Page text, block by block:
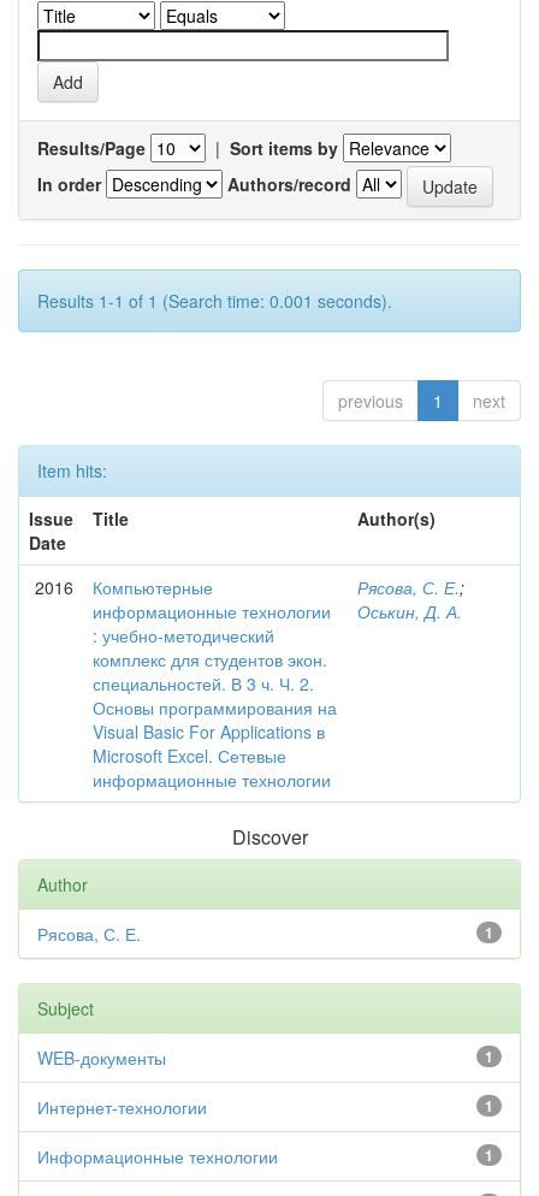
Results/Page | Sort items by
In order
Authors/record
Results 1-1 of 1 (Search time: 0.001 seconds).
previous 1 next
Item hits:
Issue
Date
Title Author(s)
2016
Компьютерные
информационные технологии
: учебно-методический
комплекс для студентов экон.
специальностей. В 3 ч. Ч. 2.
Основы программирования на
Visual Basic For Applications в
Microsoft Excel. Сетевые
информационные технологии
Рясова, С. Е.;
Оськин, Д. А.
Discover
Author
1
Рясова, С. Е.
Subject
1
WEB-документы
1
Интернет-технологии
1
Информационные технологии